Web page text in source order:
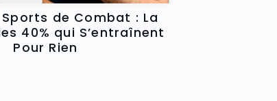
de Combat : La
40% qui S’entraînent
Pour Rien